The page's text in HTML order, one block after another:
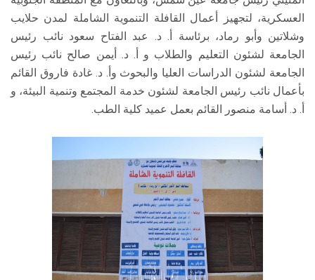
العسكرية، لتجهيز أعمال القافلة التنموية الشاملة لمدن حلايب
وشلاتين وأبو رماد، برئاسة أ. د. عبد الفتاح سعود نائب رئيس
الجامعة لشئون التعليم والطلاب و أ. د. أيمن صالح نائب رئيس
الجامعة لشئون الدراسات العليا والبحوث وأ. د. غادة فاروق القائم
بأعمال نائب رئيس الجامعة لشئون خدمة المجتمع وتنمية البيئة، و
أ. د. أسامة منصور القائم بعمل عميد كلية الطب.